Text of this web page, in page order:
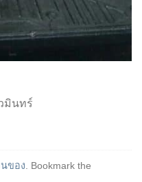
มินทร์
ของ . Bookmark the